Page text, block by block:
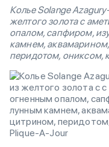
Колье Solange
желтого золота с
опалом, сапфиром,
камнем,
перидотом, ониксом,